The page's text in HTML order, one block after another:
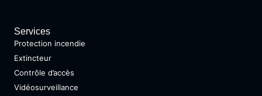
Services
Protection incendie
Extincteur
Contrôle d’accès
Vidéosurveillance